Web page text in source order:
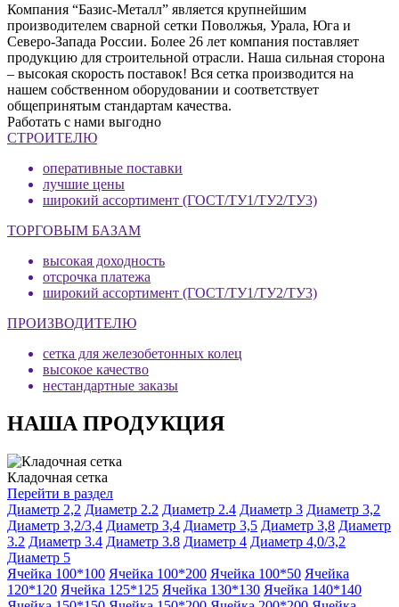
Компания “Базис-Металл” является крупнейшим
производителем сварной сетки Поволжья, Урала, Юга и
Северо-Запада России. Более 26 лет компания поставляет
продукцию для строительной отрасли. Наша сильная сторона
– высокая скорость поставок! Вся сетка производится на
нашем собственном оборудовании и соответствует
общепринятым стандартам качества.
Работать с нами выгодно
СТРОИТЕЛЮ
оперативные поставки
лучшие цены
широкий ассортимент (ГОСТ/ТУ1/ТУ2/ТУ3)
ТОРГОВЫМ БАЗАМ
высокая доходность
отсрочка платежа
широкий ассортимент (ГОСТ/ТУ1/ТУ2/ТУ3)
ПРОИЗВОДИТЕЛЮ
сетка для железобетонных колец
высокое качество
нестандартные заказы
НАША ПРОДУКЦИЯ
Кладочная сетка
Перейти в раздел
Диаметр 2,2 Диаметр 2.2 Диаметр 2.4 Диаметр 3 Диаметр 3,2
Диаметр 3,2/3,4 Диаметр 3,4 Диаметр 3,5 Диаметр 3,8 Диаметр
3.2 Диаметр 3.4 Диаметр 3.8 Диаметр 4 Диаметр 4,0/3,2
Диаметр 5
Ячейка 100*100 Ячейка 100*200 Ячейка 100*50 Ячейка
120*120 Ячейка 125*125 Ячейка 130*130 Ячейка 140*140